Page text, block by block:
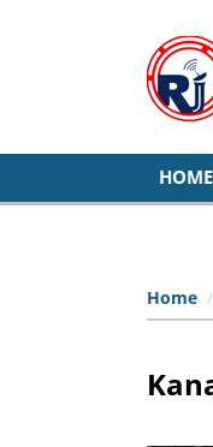
HOME
Home